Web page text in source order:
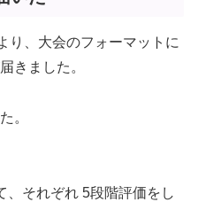
り、大会のフォーマットに
きました。
。
、それぞれ 5段階評価をし